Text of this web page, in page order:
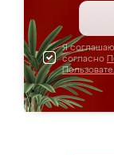
Я
согласно